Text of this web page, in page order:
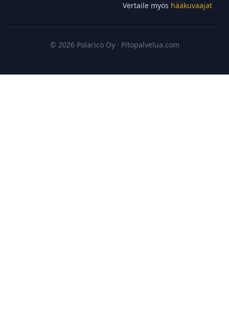
Vertaile myös hääkuvaajat
© 2026 Polarico Oy · Pitopalvelua.com